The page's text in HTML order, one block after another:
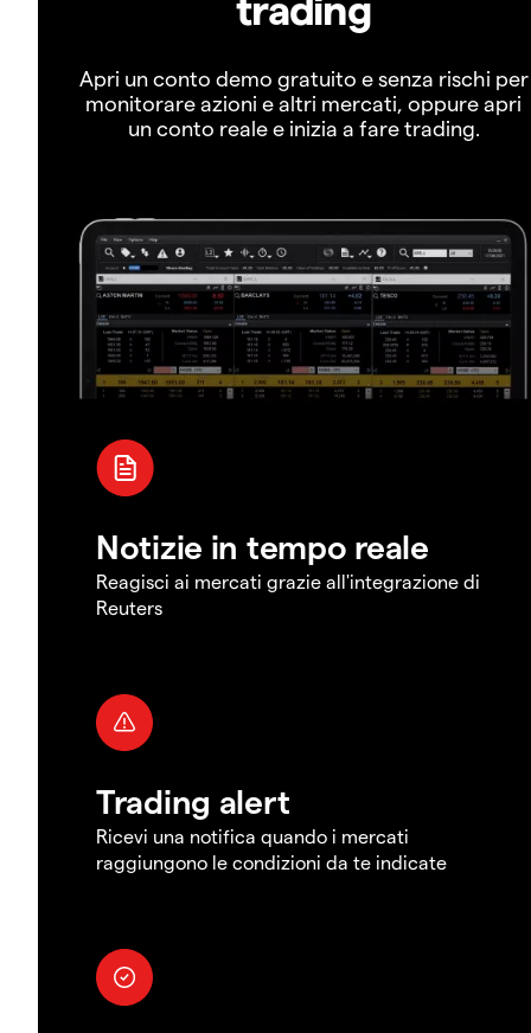
Apri un conto demo gratuito e senza rischi per
monitorare azioni e altri mercati, oppure apri
un conto reale e inizia a fare trading.
Notizie in tempo reale
Reagisci ai mercati grazie all'integrazione di
Reuters
Trading alert
Ricevi una notifica quando i mercati
raggiungono le condizioni da te indicate